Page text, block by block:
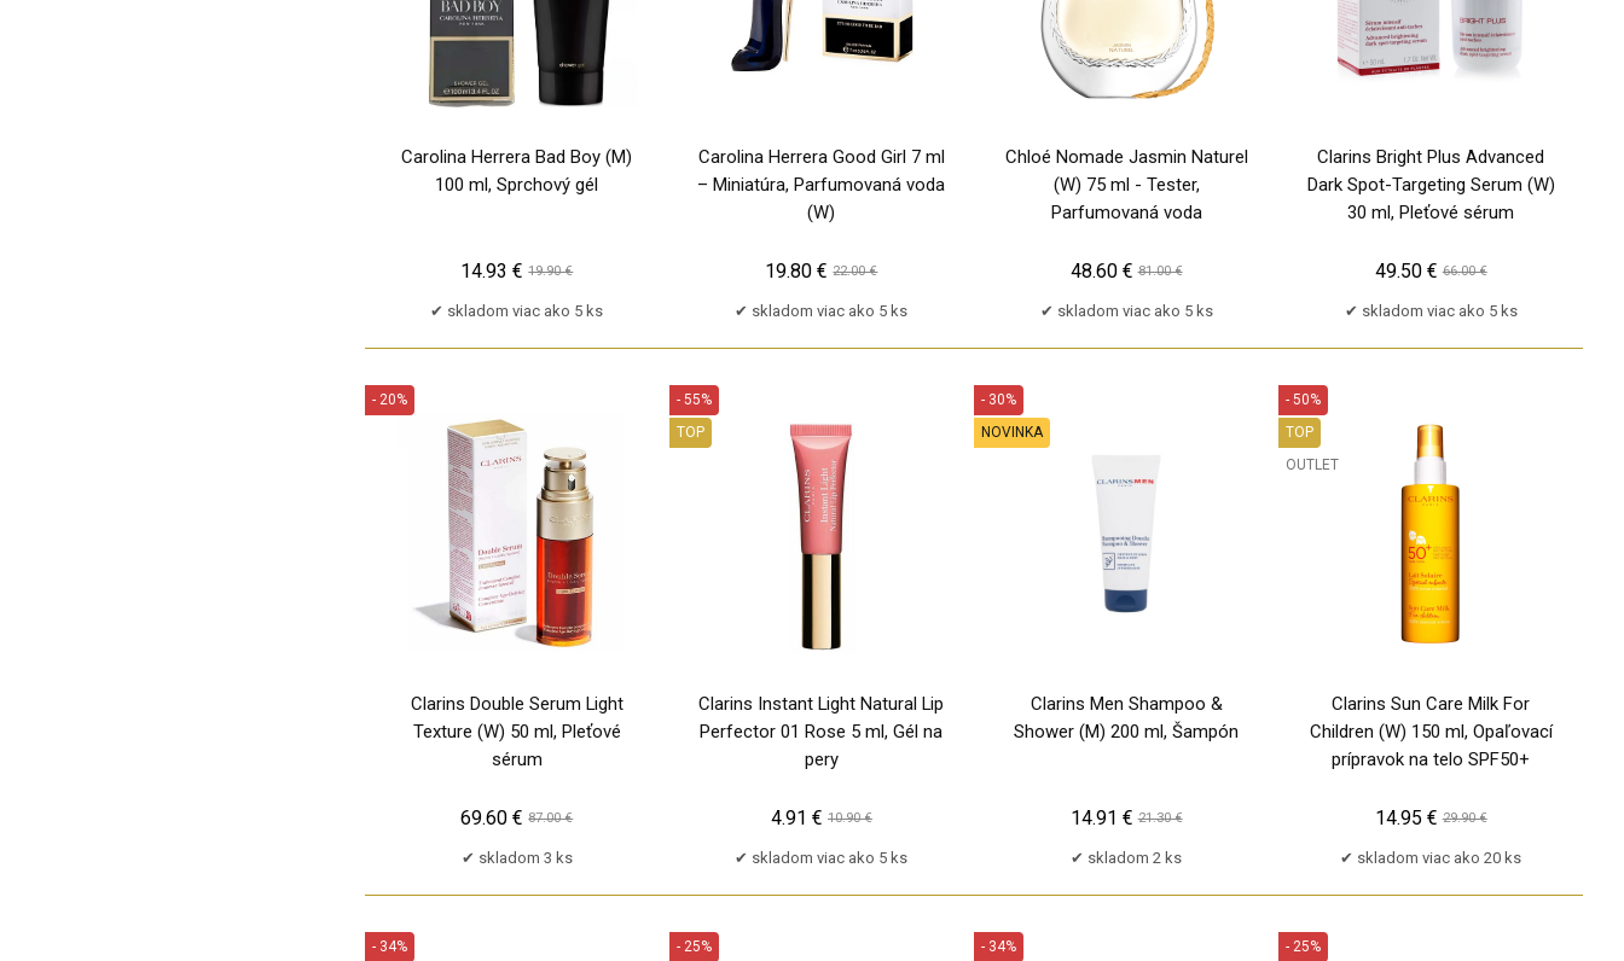
Carolina Herrera Bad Boy (M)
100 ml, Sprchový gél
skladom viac ako 5 ks
14.93 € 19.90 €
Carolina Herrera Good Girl 7 ml
– Miniatúra, Parfumovaná voda
(W)
skladom viac ako 5 ks
19.80 € 22.00 €
Chloé Nomade Jasmin Naturel
(W) 75 ml - Tester,
Parfumovaná voda
skladom viac ako 5 ks
48.60 € 81.00 €
Clarins Bright Plus Advanced
Dark Spot-Targeting Serum (W)
30 ml, Pleťové sérum
skladom viac ako 5 ks
49.50 € 66.00 €
Clarins Double Serum Light
Texture (W) 50 ml, Pleťové
sérum
- 20%
skladom 3 ks
69.60 € 87.00 €
Clarins Instant Light Natural Lip
Perfector 01 Rose 5 ml, Gél na
pery
- 55%
TOP
skladom viac ako 5 ks
4.91 € 10.90 €
Clarins Men Shampoo &
Shower (M) 200 ml, Šampón
- 30%
NOVINKA
skladom 2 ks
14.91 € 21.30 €
Clarins Sun Care Milk For
Children (W) 150 ml, Opaľovací
prípravok na telo SPF50+
- 50%
TOP
OUTLET
skladom viac ako 20 ks
14.95 € 29.90 €
- 34% - 25% - 34% - 25%